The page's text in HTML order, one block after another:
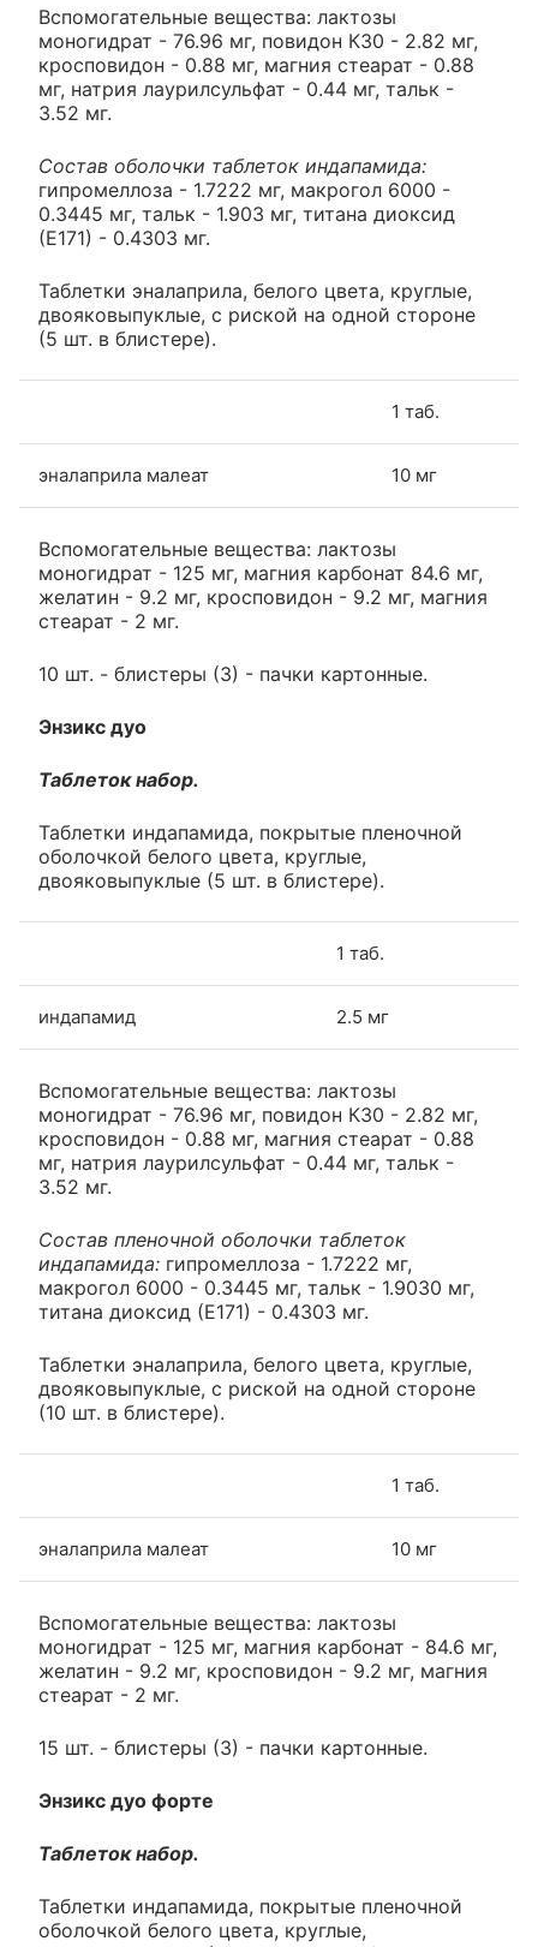
Вспомогательные вещества: лактозы
моногидрат - 76.96 мг, повидон К30 - 2.82 мг,
кросповидон - 0.88 мг, магния стеарат - 0.88
мг, натрия лаурилсульфат - 0.44 мг, тальк -
3.52 мг.
Состав оболочки таблеток индапамида:
гипромеллоза - 1.7222 мг, макрогол 6000 -
0.3445 мг, тальк - 1.903 мг, титана диоксид
(Е171) - 0.4303 мг.
Таблетки эналаприла, белого цвета, круглые,
двояковыпуклые, с риской на одной стороне
(5 шт. в блистере).
1 таб.
эналаприла малеат 10 мг
Вспомогательные вещества: лактозы
моногидрат - 125 мг, магния карбонат 84.6 мг,
желатин - 9.2 мг, кросповидон - 9.2 мг, магния
стеарат - 2 мг.
10 шт. - блистеры (3) - пачки картонные.
Энзикс дуо
Таблеток набор.
Таблетки индапамида, покрытые пленочной
оболочкой белого цвета, круглые,
двояковыпуклые (5 шт. в блистере).
1 таб.
индапамид 2.5 мг
Вспомогательные вещества: лактозы
моногидрат - 76.96 мг, повидон К30 - 2.82 мг,
кросповидон - 0.88 мг, магния стеарат - 0.88
мг, натрия лаурилсульфат - 0.44 мг, тальк -
3.52 мг.
Состав пленочной оболочки таблеток
индапамида: гипромеллоза - 1.7222 мг,
макрогол 6000 - 0.3445 мг, тальк - 1.9030 мг,
титана диоксид (Е171) - 0.4303 мг.
Таблетки эналаприла, белого цвета, круглые,
двояковыпуклые, с риской на одной стороне
(10 шт. в блистере).
1 таб.
эналаприла малеат 10 мг
Вспомогательные вещества: лактозы
моногидрат - 125 мг, магния карбонат - 84.6 мг,
желатин - 9.2 мг, кросповидон - 9.2 мг, магния
стеарат - 2 мг.
15 шт. - блистеры (3) - пачки картонные.
Энзикс дуо форте
Таблеток набор.
Таблетки индапамида, покрытые пленочной
оболочкой белого цвета, круглые,